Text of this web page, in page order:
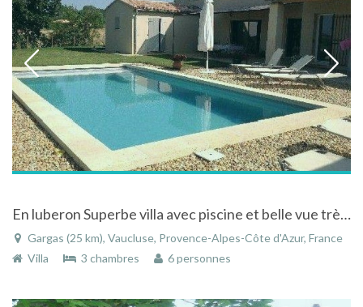
En luberon Superbe villa avec piscine et belle vue très au calme
Gargas (25 km), Vaucluse, Provence-Alpes-Côte d'Azur, France
Villa
3 chambres 6 personnes